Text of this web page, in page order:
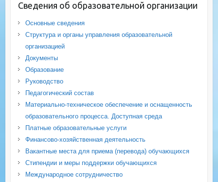
Сведения об образовательной организации
Основные сведения
Структура и органы управления образовательной
организацией
Документы
Образование
Руководство
Педагогический состав
Материально-техническое обеспечение и оснащенность
образовательного процесса. Доступная среда
Платные образовательные услуги
Финансово-хозяйственная деятельность
Вакантные места для приема (перевода) обучающихся
Стипендии и меры поддержки обучающихся
Международное сотрудничество